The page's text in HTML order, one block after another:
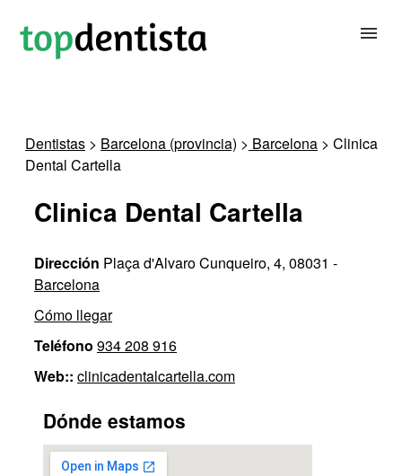
PARA CLÍNICAS DENTALES
CONTACTAR
Dentistas > Barcelona (provincia) > Barcelona > Clinica
Dental Cartella
Clinica Dental Cartella
Dirección Plaça d'Alvaro Cunqueiro, 4, 08031 -
Barcelona
Cómo llegar
Teléfono 934 208 916
Web:: clinicadentalcartella.com
Dónde estamos